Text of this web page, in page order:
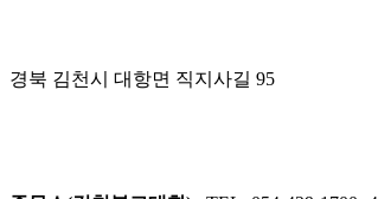
경북 김천시 대항면 직지사길 95